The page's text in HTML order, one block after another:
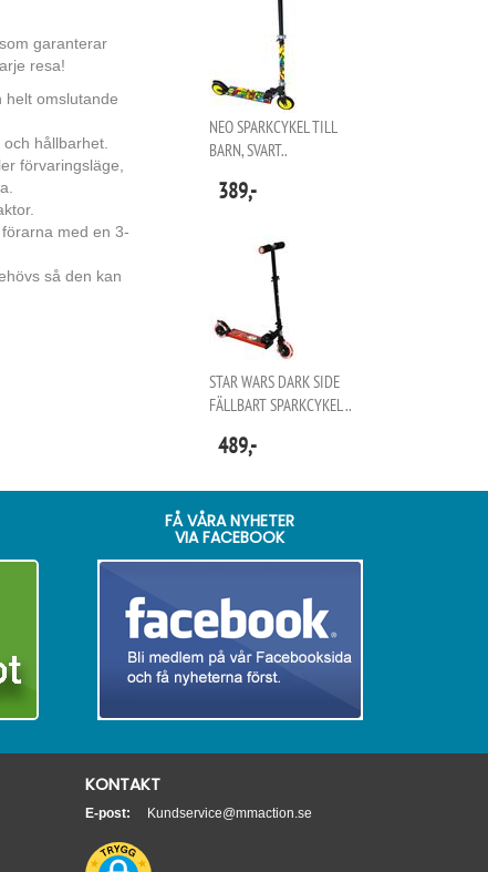
garanterar
resa!
omslutande
hållbarhet.
förvaringsläge,
med en 3-
så den kan
NEO SPARKCYKEL TILL
BARN, SVART..
389,-
STAR WARS DARK SIDE
FÄLLBART SPARKCYKEL ..
489,-
FÅ VÅRA NYHETER
VIA FACEBOOK
KONTAKT
E-post: Kundservice@mmaction.se